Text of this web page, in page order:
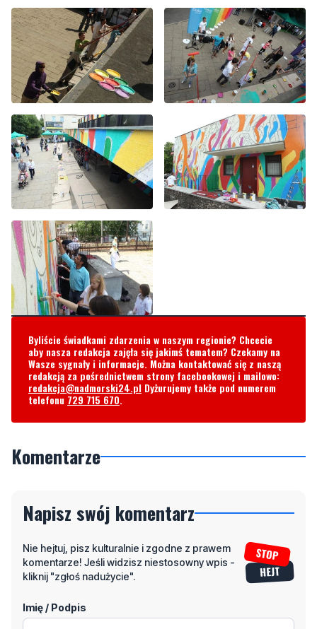
Byliście świadkami zdarzenia w naszym regionie? Chcecie
aby nasza redakcja zajęła się jakimś tematem? Czekamy na
Wasze sygnały i informacje. Można kontaktować się z naszą
redakcją za pośrednictwem strony facebookowej i mailowo:
redakcja@nadmorski24.pl Dyżurujemy także pod numerem
telefonu 729 715 670.
Komentarze
Napisz swój komentarz
Nie hejtuj, pisz kulturalnie i zgodne z prawem
komentarze! Jeśli widzisz niestosowny wpis -
kliknij "zgłoś nadużycie".
Imię / Podpis